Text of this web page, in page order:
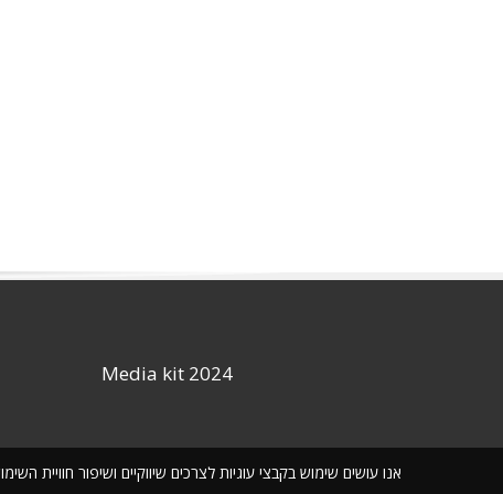
אנו עושים שימוש בקבצי עוגיות לצרכים שיווקיים ושיפור
Media kit 2024